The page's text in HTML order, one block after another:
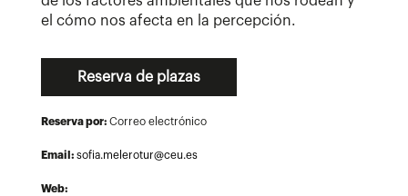
el cómo nos afecta en la percepción.
Reserva de plazas
Reserva por: Correo electrónico
Email: sofia.melerotur@ceu.es
Web: